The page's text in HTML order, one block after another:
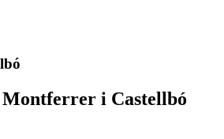
i Castellbó